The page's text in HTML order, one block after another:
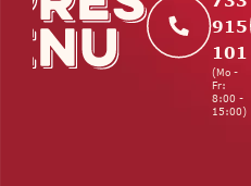
915
101
(Mo -
Fr:
8:00 -
15:00)